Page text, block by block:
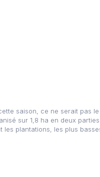
saison, ce ne serait pas
sur 1,8 ha en deux
plantations, les plus